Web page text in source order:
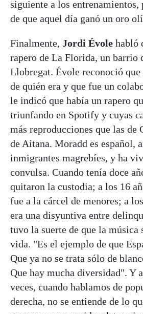
siguiente a los entrenamientos,
de que aquel día ganó un oro
Finalmente, Jordi Évole habló
rapero de La Florida, un barrio
Llobregat. Évole reconoció
de quién era y que fue un
le indicó que había un rapero
triunfando en Spotify y cuyas
más reproducciones que las de
de Aitana. Moradd es español,
inmigrantes magrebíes, y ha
convulsa. Cuando tenía doce
quitaron la custodia; a los 16
fue a la cárcel de menores; a
era una disyuntiva entre
tuvo la suerte de que la música
vida. "Es el ejemplo de que
Que ya no se trata sólo de
Que hay mucha diversidad". Y
veces, cuando hablamos de
derecha, no se entiende de lo